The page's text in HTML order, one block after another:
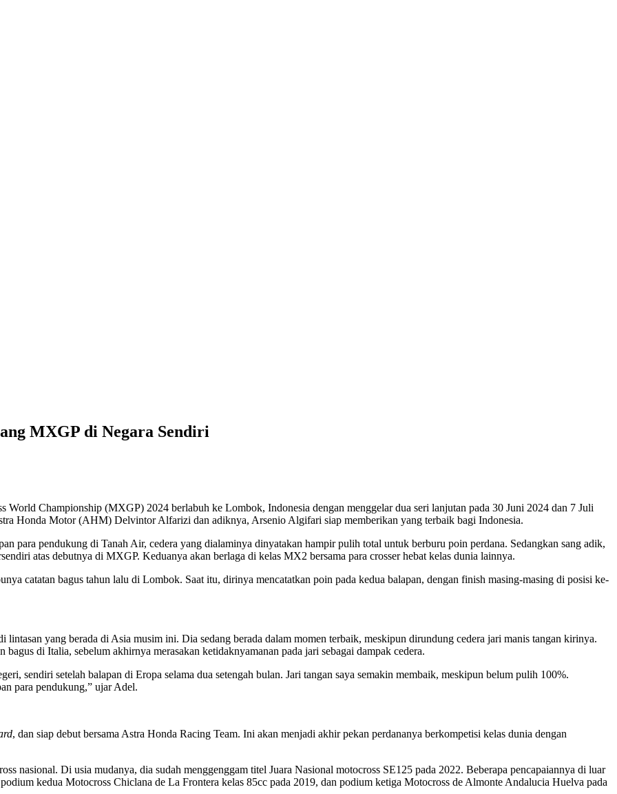
MXGP di Negara Sendiri
World Championship (MXGP) 2024 berlabuh ke Lombok, Indonesia dengan menggelar dua seri lanjutan pada 30 Juni 2024 dan 7 Juli
Honda Motor (AHM) Delvintor Alfarizi dan adiknya, Arsenio Algifari siap memberikan yang terbaik bagi Indonesia.
para pendukung di Tanah Air, cedera yang dialaminya dinyatakan hampir pulih total untuk berburu poin perdana. Sedangkan sang adik,
atas debutnya di MXGP. Keduanya akan berlaga di kelas MX2 bersama para crosser hebat kelas dunia lainnya.
catatan bagus tahun lalu di Lombok. Saat itu, dirinya mencatatkan poin pada kedua balapan, dengan finish masing-masing di posisi ke-
yang berada di Asia musim ini. Dia sedang berada dalam momen terbaik, meskipun dirundung cedera jari manis tangan kirinya.
di Italia, sebelum akhirnya merasakan ketidaknyamanan pada jari sebagai dampak cedera.
sendiri setelah balapan di Eropa selama dua setengah bulan. Jari tangan saya semakin membaik, meskipun belum pulih 100%.
para pendukung,” ujar Adel.
, dan siap debut bersama Astra Honda Racing Team. Ini akan menjadi akhir pekan perdananya berkompetisi kelas dunia dengan
nasional. Di usia mudanya, dia sudah menggenggam titel Juara Nasional motocross SE125 pada 2022. Beberapa pencapaiannya di luar
kedua Motocross Chiclana de La Frontera kelas 85cc pada 2019, dan podium ketiga Motocross de Almonte Andalucia Huelva pada